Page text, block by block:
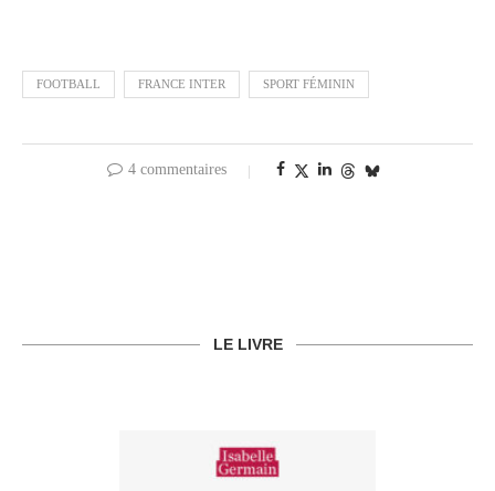
FOOTBALL FRANCE INTER SPORT FÉMININ
4 commentaires
LE LIVRE